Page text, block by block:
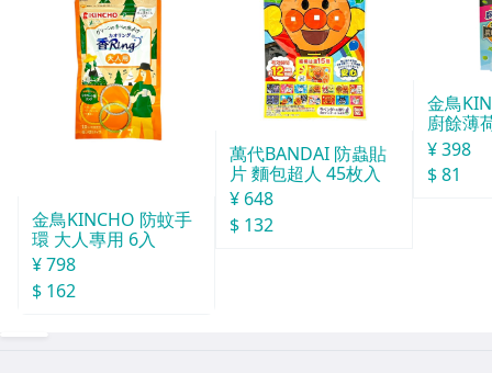
金鳥KINCHO 防蚊手
環 大人專用 6入
¥ 798
$ 162
萬代BANDAI 防蟲貼
片 麵包超人 45枚入
¥ 648
$ 132
金鳥
廚餘薄
30天分
¥ 398
$ 81